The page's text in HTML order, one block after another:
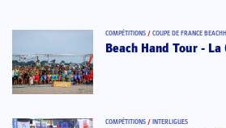
COMPÉTITIONS / COUPE DE FRANCE
Beach Hand Tour -
COMPÉTITIONS / INTERLIGUES